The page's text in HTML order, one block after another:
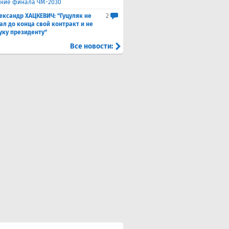
финала ЧМ-2030
ХАЦКЕВИЧ: "Гуцуляк не
до конца свой контракт и не
президенту"
2
Все новости: